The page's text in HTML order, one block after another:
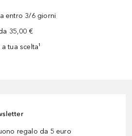
entro 3/6 giorni
35,00 €
tua scelta¹
regalo da 5 euro